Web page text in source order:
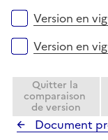
Version en
Version en
Quitter la
comparaison
de version
Document